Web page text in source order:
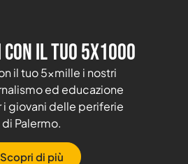
il tuo 5X1000
il tuo 5xmille i nostri
ed educazione
giovani delle periferie
di Palermo.
Scopri di più